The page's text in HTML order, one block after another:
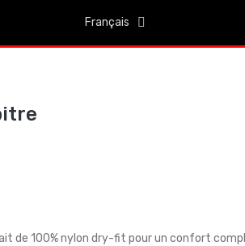
Français
de 100% nylon dry-fit pour un confort